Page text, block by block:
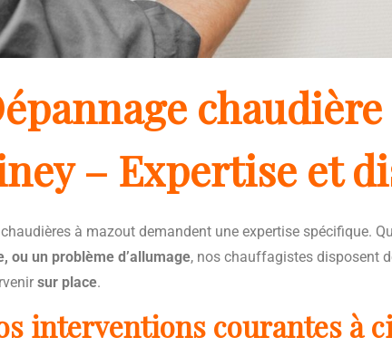
– Expertise et
chaudières à mazout demandent une expertise spécifique.
ou un problème d’allumage, nos chauffagistes disposent
sur place.
interventions courantes à